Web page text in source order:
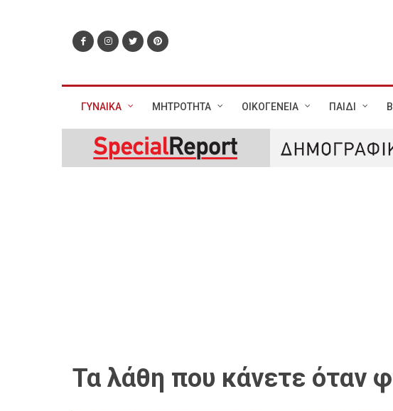
ΓΥΝΑΙΚΑ ΜΗΤΡΟΤΗΤΑ ΟΙΚΟΓΕΝΕΙΑ ΠΑΙΔΙ
Τα λάθη που κάνετε όταν